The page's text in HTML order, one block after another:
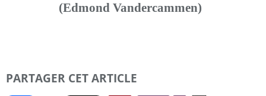
(Edmond Vandercammen)
PARTAGER CET ARTICLE